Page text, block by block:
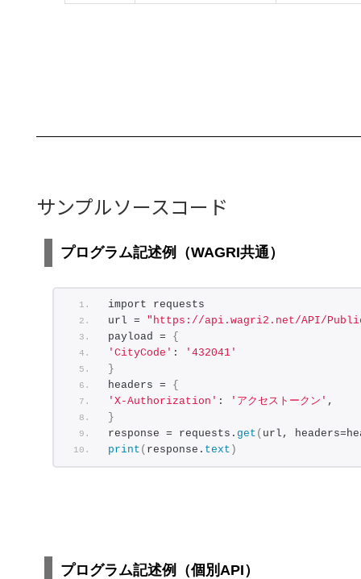
サンプルソースコード
プログラム記述例（WAGRI共通）
import requests
url = "https://api.wagri2.net/API/
payload = {
'CityCode' :
'432041'
}
headers = {
'X-Authorization' : 'アクセストークン' ,
}
response = requests. get ( url,
print ( response. text )
プログラム記述例（個別API）